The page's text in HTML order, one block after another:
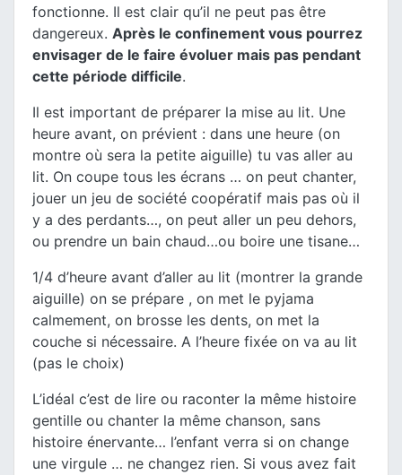
fonctionne. Il est clair qu’il ne peut pas être
dangereux. Après le confinement vous pourrez
envisager de le faire évoluer mais pas pendant
cette période difficile.
Il est important de préparer la mise au lit. Une
heure avant, on prévient : dans une heure (on
montre où sera la petite aiguille) tu vas aller au
lit. On coupe tous les écrans … on peut chanter,
jouer un jeu de société coopératif mais pas où il
y a des perdants…, on peut aller un peu dehors,
ou prendre un bain chaud…ou boire une tisane…
1/4 d’heure avant d’aller au lit (montrer la grande
aiguille) on se prépare , on met le pyjama
calmement, on brosse les dents, on met la
couche si nécessaire. A l’heure fixée on va au lit
(pas le choix)
L’idéal c’est de lire ou raconter la même histoire
gentille ou chanter la même chanson, sans
histoire énervante… l’enfant verra si on change
une virgule … ne changez rien. Si vous avez fait